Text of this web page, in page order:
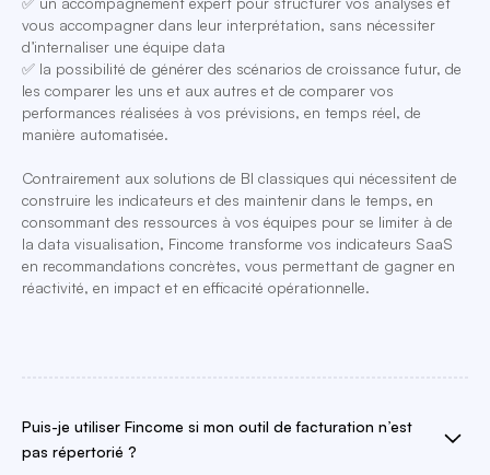
vous accompagner dans leur interprétation, sans nécessiter
d’internaliser une équipe data
✅ la possibilité de générer des scénarios de croissance futur, de
les comparer les uns et aux autres et de comparer vos
performances réalisées à vos prévisions, en temps réel, de
manière automatisée.
Contrairement aux solutions de BI classiques qui nécessitent de
construire les indicateurs et des maintenir dans le temps, en
consommant des ressources à vos équipes pour se limiter à de
la data visualisation, Fincome transforme vos indicateurs SaaS
en recommandations concrètes, vous permettant de gagner en
réactivité, en impact et en efficacité opérationnelle.
Puis-je utiliser Fincome si mon outil de facturation n’est
pas répertorié ?